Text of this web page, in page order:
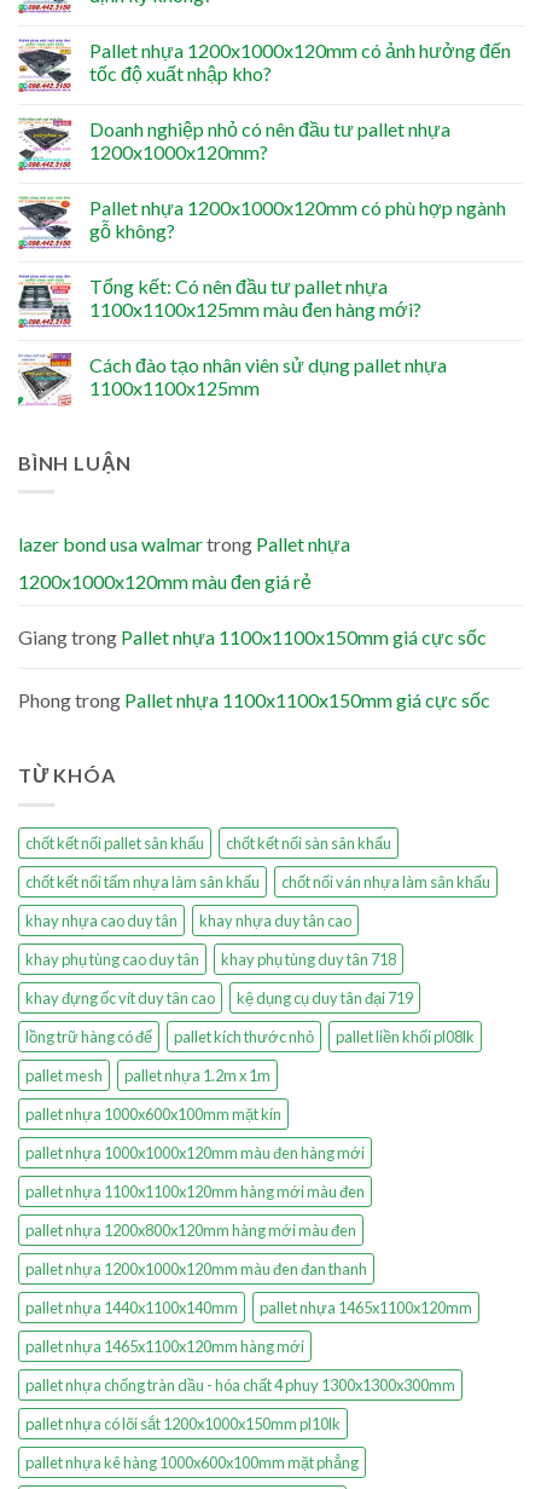
Pallet nhựa 1200x1000x120mm có ảnh hưởng đến
tốc độ xuất nhập kho?
Doanh nghiệp nhỏ có nên đầu tư pallet nhựa
1200x1000x120mm?
Pallet nhựa 1200x1000x120mm có phù hợp ngành
gỗ không?
Tổng kết: Có nên đầu tư pallet nhựa
1100x1100x125mm màu đen hàng mới?
Cách đào tạo nhân viên sử dụng pallet nhựa
1100x1100x125mm
BÌNH LUẬN
lazer bond usa walmartrong Pallet nhựa
1200x1000x120mm màu đen giá rẻ
Giangtrong Pallet nhựa 1100x1100x150mm giá cực sốc
Phongtrong Pallet nhựa 1100x1100x150mm giá cực sốc
TỪ KHÓA
chốt kết nối pallet sân khấu
chốt kết nối sàn sân khấu
chốt kết nối tấm nhựa làm sân khấu
chốt nối ván nhựa làm sân khấu
khay nhựa cao duy tân
khay nhựa duy tân cao
khay phụ tùng cao duy tân
khay phụ tùng duy tân 718
khay đựng ốc vít duy tân cao
kệ dụng cụ duy tân đại 719
lồng trữ hàng có đế
pallet kích thước nhỏ
pallet liền khối pl08lk
pallet mesh
pallet nhựa 1.2m x 1m
pallet nhựa 1000x600x100mm mặt kín
pallet nhựa 1000x1000x120mm màu đen hàng mới
pallet nhựa 1100x1100x120mm hàng mới màu đen
pallet nhựa 1200x800x120mm hàng mới màu đen
pallet nhựa 1200x1000x120mm màu đen đan thanh
pallet nhựa 1440x1100x140mm
pallet nhựa 1465x1100x120mm
pallet nhựa 1465x1100x120mm hàng mới
pallet nhựa chống tràn dầu - hóa chất 4 phuy 1300x1300x300mm
pallet nhựa có lõi sắt 1200x1000x150mm pl10lk
pallet nhựa kê hàng 1000x600x100mm mặt phẳng